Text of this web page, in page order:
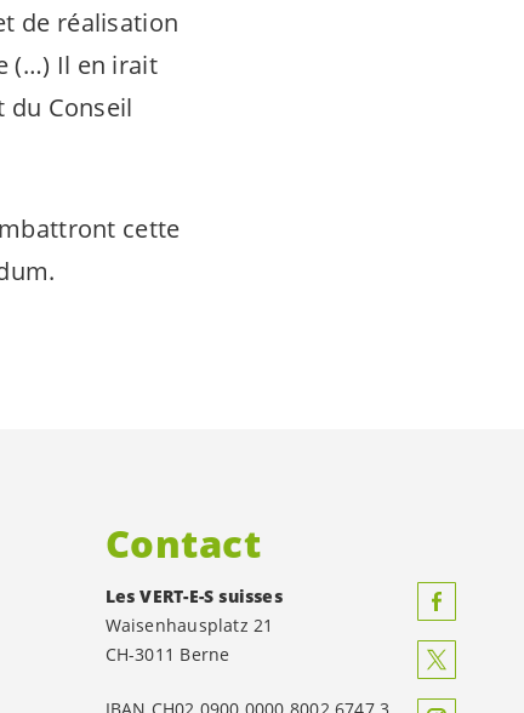
de réalisation
(…) Il en irait
Conseil
cette
Contact
LesVERT-E-S suisses
Waisenhausplatz 21
CH-3011 Berne